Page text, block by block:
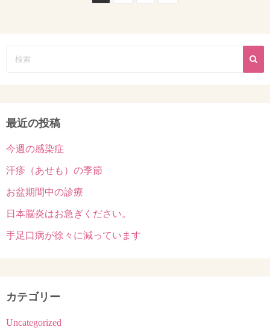
ビ
ョ
最近の投稿
今週の感染症
汗疹（あせも）の季節
お盆期間中の診療
日本脳炎はお急ぎください。
手足口病が徐々に減っています
カテゴリー
Uncategorized